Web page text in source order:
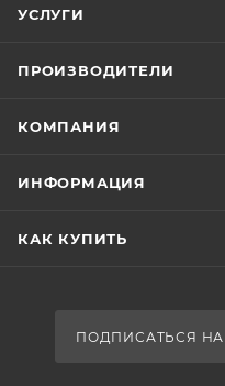
УСЛУГИ
ПРОИЗВОДИТЕЛИ
КОМПАНИЯ
ИНФОРМАЦИЯ
КАК КУПИТЬ
ПОДПИСАТЬСЯ